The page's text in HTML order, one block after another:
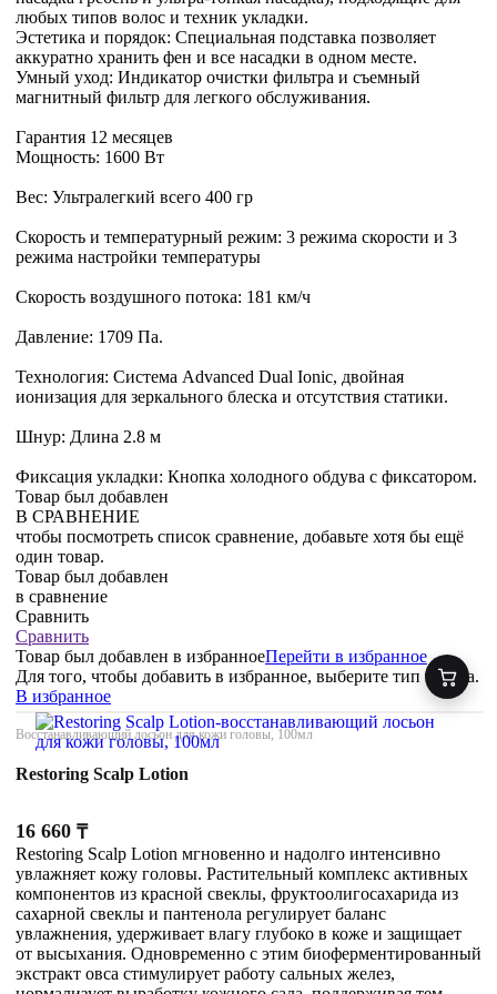
любых типов волос и техник укладки.
Эстетика и порядок: Специальная подставка позволяет
аккуратно хранить фен и все насадки в одном месте.
Умный уход: Индикатор очистки фильтра и съемный
магнитный фильтр для легкого обслуживания.
Гарантия 12 месяцев
Мощность: 1600 Вт
Вес: Ультралегкий всего 400 гр
Скорость и температурный режим: 3 режима скорости и 3
режима настройки температуры
Скорость воздушного потока: 181 км/ч
Давление: 1709 Па.
Технология: Система Advanced Dual Ionic, двойная
ионизация для зеркального блеска и отсутствия статики.
Шнур: Длина 2.8 м
Фиксация укладки: Кнопка холодного обдува с фиксатором.
Товар был добавлен
В СРАВНЕНИЕ
чтобы посмотреть список сравнение, добавьте хотя бы ещё
один товар.
Товар был добавлен
в сравнение
Сравнить
Сравнить
Товар был добавлен в избранноеПерейти в избранное
Для того, чтобы добавить в избранное, выберите тип товара.
В избранное
Восстанавливающий лосьон для кожи головы, 100мл
Restoring Scalp Lotion
16 660 ₸
Restoring Scalp Lotion мгновенно и надолго интенсивно
увлажняет кожу головы. Растительный комплекс активных
компонентов из красной свеклы, фруктоолигосахарида из
сахарной свеклы и пантенола регулирует баланс
увлажнения, удерживает влагу глубоко в коже и защищает
от высыхания. Одновременно с этим биоферментированный
экстракт овса стимулирует работу сальных желез,